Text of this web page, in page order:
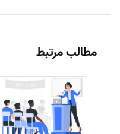
مطالب مرتبط